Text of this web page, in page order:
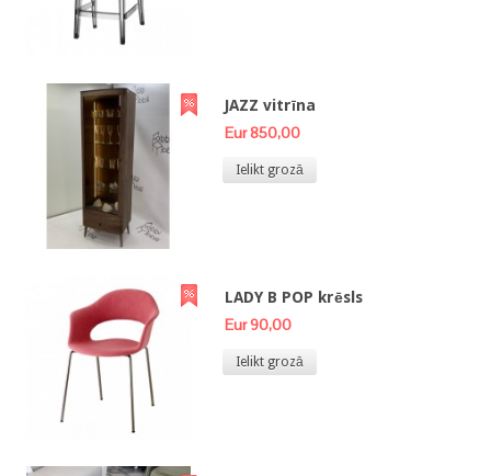
JAZZ vitrīna
Eur 850,00
Ielikt grozā
LADY B POP krēsls
Eur 90,00
Ielikt grozā